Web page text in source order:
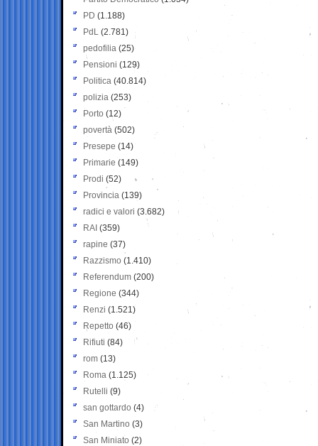
PD (1.188)
PdL (2.781)
pedofilia (25)
Pensioni (129)
Politica (40.814)
polizia (253)
Porto (12)
povertà (502)
Presepe (14)
Primarie (149)
Prodi (52)
Provincia (139)
radici e valori (3.682)
RAI (359)
rapine (37)
Razzismo (1.410)
Referendum (200)
Regione (344)
Renzi (1.521)
Repetto (46)
Rifiuti (84)
rom (13)
Roma (1.125)
Rutelli (9)
san gottardo (4)
San Martino (3)
San Miniato (2)